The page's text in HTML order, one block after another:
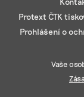
Protext ČTK
Prohlášení o
Vaše